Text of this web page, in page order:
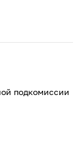
подкомиссии